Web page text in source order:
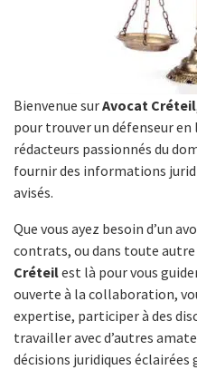
Bienvenue surAvocat Créteil
pour trouver un défenseur
rédacteurs passionnés du
fournir des informations
avisés.
Que vous ayez besoin d’un
contrats, ou dans toute
Créteilest là pour vous
ouverte à la collaboration,
expertise, participer à des
travailler avec d’autres
décisions juridiques éclairées